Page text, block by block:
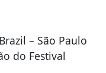
– São Paulo
do Festival